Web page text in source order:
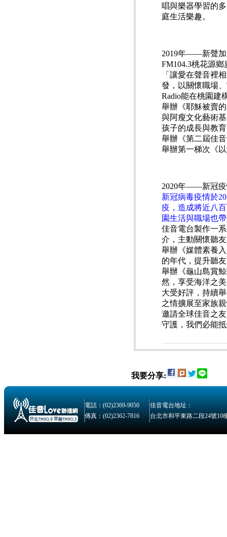
唱與樂器學習的
庭生活樂趣。
2019年——新聲加
FM104.3桃花源鄉
「讓愛在聲音裡
發，以關懷職場
Radio能在桃園建
舉辦《耶穌被賣
與阿瘦文化藝術
孩子的成長與教
舉辦《第二屆佳
舉辦第一梯次《
2020年——新冠疫
新冠病毒疫情於
疫，造成將近八
園生活與職場也
佳音電台製作一
介，主動關懷聽
舉辦《媒體素養
的年代，提升聽
舉辦《龜山島賞
然，享受海洋之
大受好評，持續
之情擴展至家族
邀請全球佳音之
守護，我們必能
我要分享:
電話：(02)2369-9050
佳音電台地址：
傳真：(02)2362-7816
台北市和平東路二段24號10